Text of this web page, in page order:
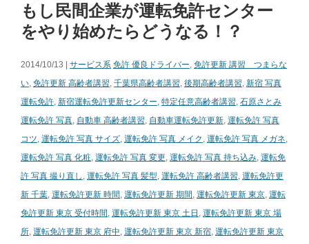
もし民間企業が運転免許センター
をやり始めたらどうなる！？
2014/10/13 | サービス系 免許 優良ドライバー, 免許更新 講習 つまらな
い, 免許更新 高齢者講習, 千葉県高齢者講習, 後期高齢者講習, 新宿 写真
運転免許, 新宿運転免許更新センター, 特定任意高齢者講習, 石原さとみ
運転免許 写真, 自動車 高齢者講習, 自動車運転免許更新, 運転免許 写真
コツ, 運転免許 写真 サイズ, 運転免許 写真 メイク , 運転免許 写真 メガネ,
運転免許 写真 化粧, 運転免許 写真 変更, 運転免許 写真 持ち込み, 運転免
許 写真 撮り直し , 運転免許 写真 髪型, 運転免許 高齢者講習, 運転免許更
新 千葉, 運転免許更新 時間, 運転免許更新 期間, 運転免許更新 東京, 運転
免許更新 東京 受付時間, 運転免許更新 東京 土日 , 運転免許更新 東京 場
所, 運転免許更新 東京 府中, 運転免許更新 東京 新宿, 運転免許更新 東京